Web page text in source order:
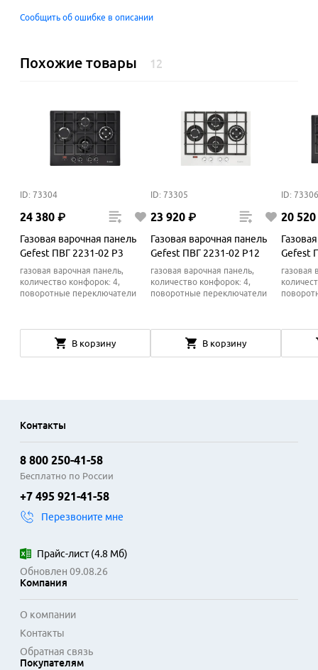
Сообщить об ошибке в описании
Похожие товары 12
ID: 73304
24 380 ₽
Газовая варочная панель
Gefest ПВГ 2231-02 Р3
газовая варочная панель,
количество конфорок: 4,
поворотные переключатели
В корзину
ID: 73305
23 920 ₽
Газовая варочная панель
Gefest ПВГ 2231-02 Р12
газовая варочная панель,
количество конфорок: 4,
поворотные переключатели
В корзину
ID: 73306
20 520
Gefest
газовая
Контакты
8 800 250-41-58
Бесплатно по России
+7 495 921-41-58
Перезвоните мне
Прайс-лист(4.8 Мб)
Обновлен 09.08.26
Компания
О компании
Контакты
Обратная связь
Покупателям